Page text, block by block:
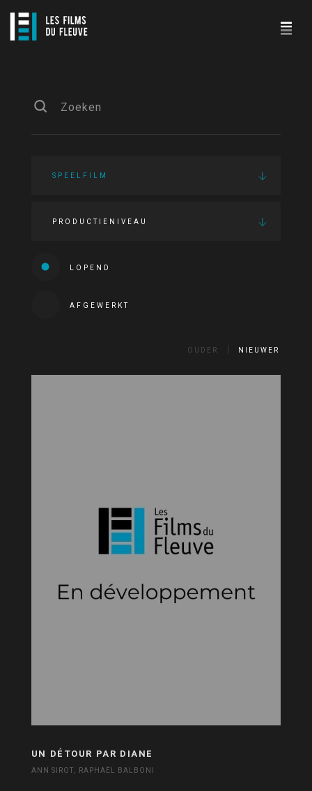
SPEELFILM
PRODUCTIENIVEAU
LOPEND
AFGEWERKT
OUDER NIEUWER
UN DÉTOUR PAR DIANE
ANN SIROT, RAPHAËL BALBONI